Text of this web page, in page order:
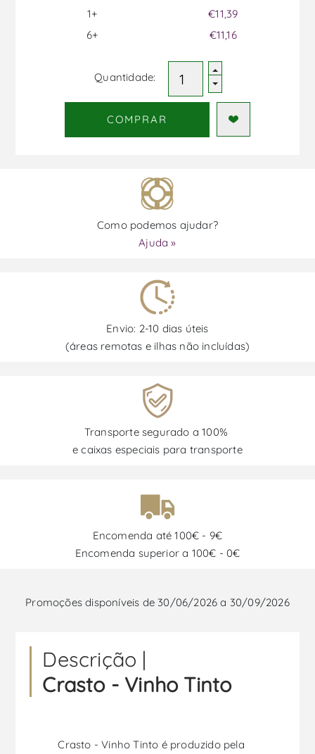
1+
6+
€11,39
€11,16
Quantidade:
COMPRAR
Como podemos ajudar?
Ajuda »
Envio: 2-10 dias úteis
(áreas remotas e ilhas não incluídas)
Transporte segurado a 100%
e caixas especiais para transporte
Encomenda até 100€ - 9€
Encomenda superior a 100€ - 0€
Promoções disponíveis de 30/06/2026 a 30/09/2026
Descrição |
Crasto - Vinho Tinto
Crasto - Vinho Tinto é produzido pela